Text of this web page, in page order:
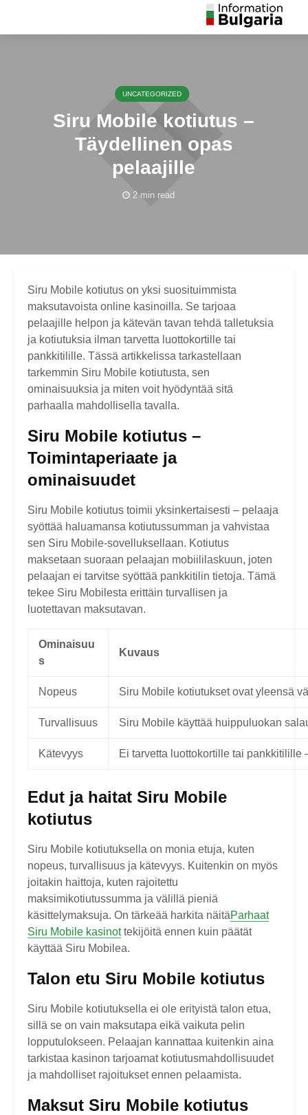
UNCATEGORIZED
Siru Mobile kotiutus –
Täydellinen opas
pelaajille
2 min read
Siru Mobile kotiutus on yksi suosituimmista
maksutavoista online kasinoilla. Se tarjoaa
pelaajille helpon ja kätevän tavan tehdä talletuksia
ja kotiutuksia ilman tarvetta luottokortille tai
pankkitilille. Tässä artikkelissa tarkastellaan
tarkemmin Siru Mobile kotiutusta, sen
ominaisuuksia ja miten voit hyödyntää sitä
parhaalla mahdollisella tavalla.
Siru Mobile kotiutus –
Toimintaperiaate ja
ominaisuudet
Siru Mobile kotiutus toimii yksinkertaisesti – pelaaja
syöttää haluamansa kotiutussumman ja vahvistaa
sen Siru Mobile-sovelluksellaan. Kotiutus
maksetaan suoraan pelaajan mobiililaskuun, joten
pelaajan ei tarvitse syöttää pankkitilin tietoja. Tämä
tekee Siru Mobilesta erittäin turvallisen ja
luotettavan maksutavan.
Ominaisuu
s
Kuvaus
Nopeus Siru Mobile kotiutukset ovat yleensä
Turvallisuus Siru Mobile käyttää huippuluokan
Kätevyys Ei tarvetta luottokortille tai
Edut ja haitat Siru Mobile
kotiutus
Siru Mobile kotiutuksella on monia etuja, kuten
nopeus, turvallisuus ja kätevyys. Kuitenkin on myös
joitakin haittoja, kuten rajoitettu
maksimikotiutussumma ja välillä pieniä
käsittelymaksuja. On tärkeää harkita näitäParhaat
Siru Mobile kasinottekijöitä ennen kuin päätät
käyttää Siru Mobilea.
Talon etu Siru Mobile kotiutus
Siru Mobile kotiutuksella ei ole erityistä talon etua,
sillä se on vain maksutapa eikä vaikuta pelin
lopputulokseen. Pelaajan kannattaa kuitenkin aina
tarkistaa kasinon tarjoamat kotiutusmahdollisuudet
ja mahdolliset rajoitukset ennen pelaamista.
Maksut Siru Mobile kotiutus